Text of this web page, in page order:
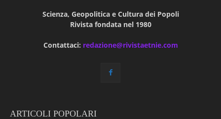
Scienza, Geopolitica e Cultura dei Popoli
Rivista fondata nel 1980
Contattaci: redazione@rivistaetnie.com
ARTICOLI POPOLARI